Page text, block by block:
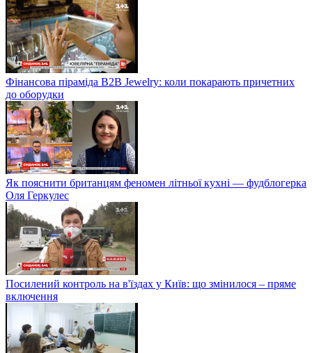
Фінансова піраміда B2B Jewelry: коли покарають причетних
до оборудки
Як пояснити британцям феномен літньої кухні — фудблогерка
Оля Геркулес
Посилений контроль на в'їздах у Київ: що змінилося – пряме
включення